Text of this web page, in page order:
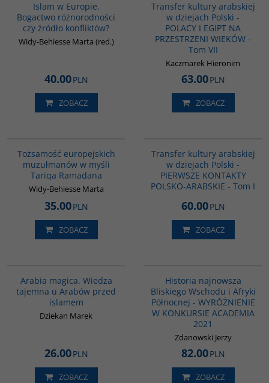
Islam w Europie.
Bogactwo różnorodności
czy źródło konfliktów?
Widy-Behiesse Marta (red.)
40.00PLN
ZOBACZ
Transfer kultury arabskiej
w dziejach Polski -
POLACY I EGIPT NA
PRZESTRZENI WIEKÓW -
Tom VII
Kaczmarek Hieronim
63.00PLN
ZOBACZ
Tożsamość europejskich
muzułmanów w myśli
Tariqa Ramadana
Widy-Behiesse Marta
35.00PLN
ZOBACZ
Transfer kultury arabskiej
w dziejach Polski -
PIERWSZE KONTAKTY
POLSKO-ARABSKIE - Tom I
60.00PLN
ZOBACZ
Arabia magica. Wiedza
tajemna u Arabów przed
islamem
Dziekan Marek
26.00PLN
ZOBACZ
Historia najnowsza
Bliskiego Wschodu i Afryki
Północnej - WYRÓŻNIENIE
W KONKURSIE ACADEMIA
2021
Zdanowski Jerzy
82.00PLN
ZOBACZ